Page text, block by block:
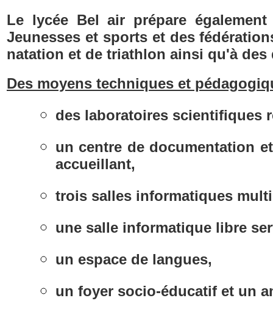
Le lycée Bel air prépare
Jeunesses et sports et des
natation et de triathlon ainsi qu'à des
Des moyens techniques et
des laboratoires scientifiques
un centre de documentation
accueillant,
trois salles informatiques
une salle informatique libre
un espace de langues,
un foyer socio-éducatif et un